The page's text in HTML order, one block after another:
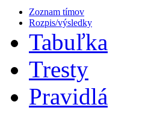
Zoznam tímov
Rozpis/výsledky
Tabuľka
Tresty
Pravidlá